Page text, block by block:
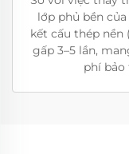
lớp phủ bền
kết cấu thép nền
gấp 3–5 lần,
phí